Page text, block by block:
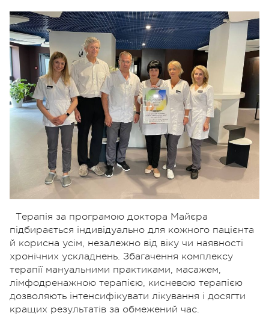
Терапія за програмою доктора Майєра
підбирається індивідуально для кожного пацієнта
й корисна усім, незалежно від віку чи наявності
хронічних ускладнень. Збагачення комплексу
терапії мануальними практиками, масажем,
лімфодренажною терапією, кисневою терапією
дозволяють інтенсифікувати лікування і досягти
кращих результатів за обмежений час.